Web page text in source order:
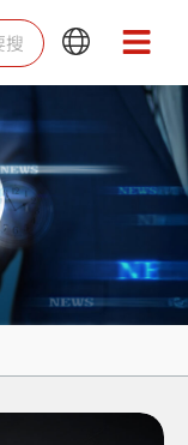
Main
Menu
Main
Menu